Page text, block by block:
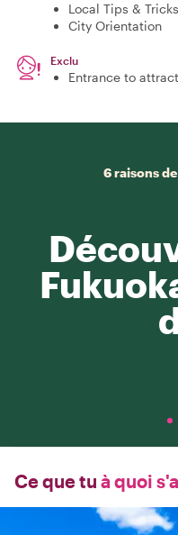
Local Tips & Tricks
City Orientation
Exclu
Entrance to
6 raisons
Ce que tu à quoi